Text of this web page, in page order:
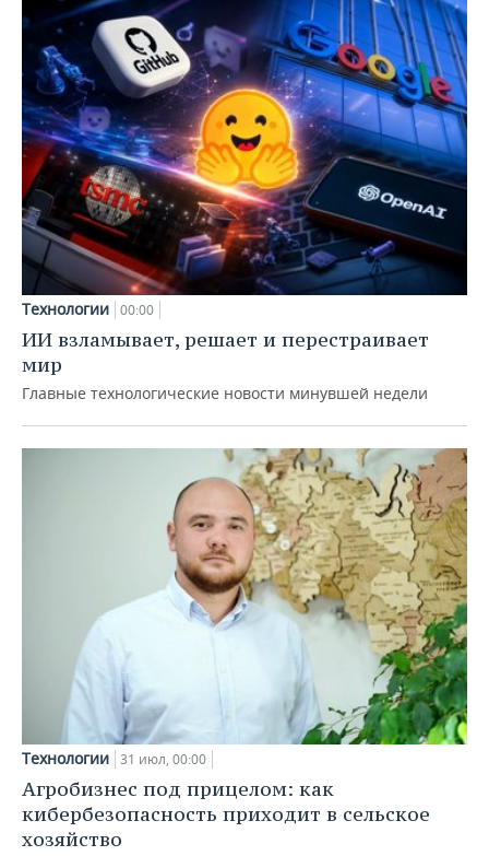
Технологии 00:00
ИИ взламывает, решает и перестраивает
мир
Главные технологические новости минувшей недели
Технологии 31 июл, 00:00
Агробизнес под прицелом: как
кибербезопасность приходит в сельское
хозяйство